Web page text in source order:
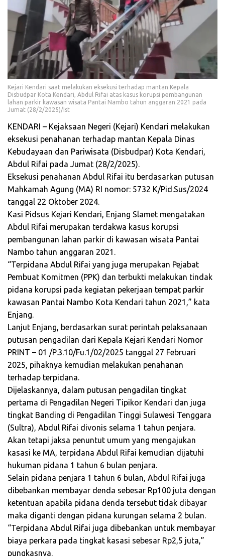
Kejari Kendari saat melakukan eksekusi terhadap mantan Kepala
Disbudpar Kota Kendari, Abdul Rifai atas kasus korupsi pembangunan
lahan parkir kawasan wisata Pantai Nambo tahun anggaran 2021 pada
Jumat (28/2/2025)/Ist
KENDARI – Kejaksaan Negeri (Kejari) Kendari melakukan
eksekusi penahanan terhadap mantan Kepala Dinas
Kebudayaan dan Pariwisata (Disbudpar) Kota Kendari,
Abdul Rifai pada Jumat (28/2/2025).
Eksekusi penahanan Abdul Rifai itu berdasarkan putusan
Mahkamah Agung (MA) RI nomor: 5732 K/Pid.Sus/2024
tanggal 22 Oktober 2024.
Kasi Pidsus Kejari Kendari, Enjang Slamet mengatakan
Abdul Rifai merupakan terdakwa kasus korupsi
pembangunan lahan parkir di kawasan wisata Pantai
Nambo tahun anggaran 2021.
“Terpidana Abdul Rifai yang juga merupakan Pejabat
Pembuat Komitmen (PPK) dan terbukti melakukan tindak
pidana korupsi pada kegiatan pekerjaan tempat parkir
kawasan Pantai Nambo Kota Kendari tahun 2021,” kata
Enjang.
Lanjut Enjang, berdasarkan surat perintah pelaksanaan
putusan pengadilan dari Kepala Kejari Kendari Nomor
PRINT – 01 /P.3.10/Fu.1/02/2025 tanggal 27 Februari
2025, pihaknya kemudian melakukan penahanan
terhadap terpidana.
Dijelaskannya, dalam putusan pengadilan tingkat
pertama di Pengadilan Negeri Tipikor Kendari dan juga
tingkat Banding di Pengadilan Tinggi Sulawesi Tenggara
(Sultra), Abdul Rifai divonis selama 1 tahun penjara.
Akan tetapi jaksa penuntut umum yang mengajukan
kasasi ke MA, terpidana Abdul Rifai kemudian dijatuhi
hukuman pidana 1 tahun 6 bulan penjara.
Selain pidana penjara 1 tahun 6 bulan, Abdul Rifai juga
dibebankan membayar denda sebesar Rp100 juta dengan
ketentuan apabila pidana denda tersebut tidak dibayar
maka diganti dengan pidana kurungan selama 2 bulan.
“Terpidana Abdul Rifai juga dibebankan untuk membayar
biaya perkara pada tingkat kasasi sebesar Rp2,5 juta,”
pungkasnya.